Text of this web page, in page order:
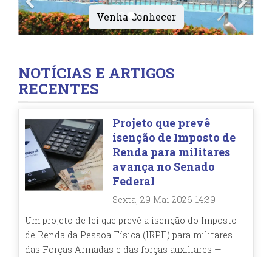
Venha Conhecer
NOTÍCIAS E ARTIGOS
RECENTES
Projeto que prevê
isenção de Imposto de
Renda para militares
avança no Senado
Federal
Sexta, 29 Mai 2026 14:39
Um projeto de lei que prevê a isenção do Imposto
de Renda da Pessoa Física (IRPF) para militares
das Forças Armadas e das forças auxiliares —